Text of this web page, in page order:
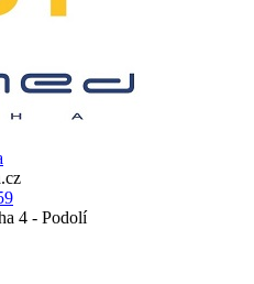
4 - Podolí